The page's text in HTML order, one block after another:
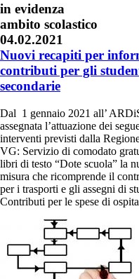
in evidenza
ambito scolastico
04.02.2021
Nuovi recapiti per
contributi per gli
secondarie
Dal 1 gennaio 2021 all’
assegnata l’attuazione dei
interventi previsti dalla
VG: Servizio di comodato
libri di testo “Dote scuola” la
misura che ricomprende il
per i trasporti e gli assegni di
Contributi per le spese di